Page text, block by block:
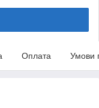
Оплата Умови